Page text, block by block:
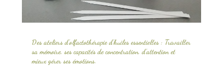
Des ateliers d’olfactothérapie d’huiles essentielles : Travailler
sa mémoire, ses capacités de concentration, d’attention et
mieux gérer ses émotions.